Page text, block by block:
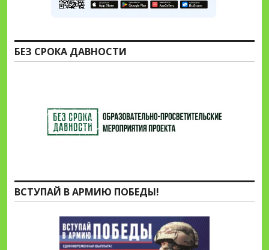
БЕЗ СРОКА ДАВНОСТИ
ВСТУПАЙ В АРМИЮ ПОБЕДЫ!